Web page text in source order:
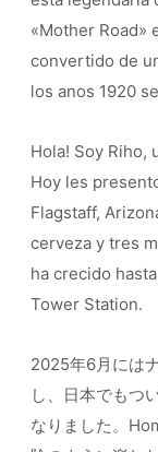
«Mother Road»
convertido de
los anos 1920
Hola! Soy Riho,
Hoy les
Flagstaff,
cerveza y tres
ha crecido
Tower Station.
2025年6月には
し、日本でもつ
なりました。